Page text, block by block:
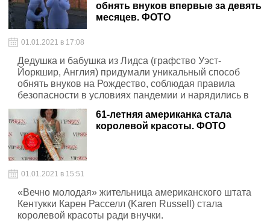
обнять внуков впервые за девять
месяцев. ФОТО
01.01.2021 в 17:08
Дедушка и бабушка из Лидса (графство Уэст-
Йоркшир, Англия) придумали уникальный способ
обнять внуков на Рождество, соблюдая правила
безопасности в условиях пандемии и нарядились в
ростовые куклы белых медведей.
61-летняя американка стала
королевой красоты. ФОТО
01.01.2021 в 15:51
«Вечно молодая» жительница американского штата
Кентукки Карен Расселл (Karen Russell) стала
королевой красоты ради внучки.